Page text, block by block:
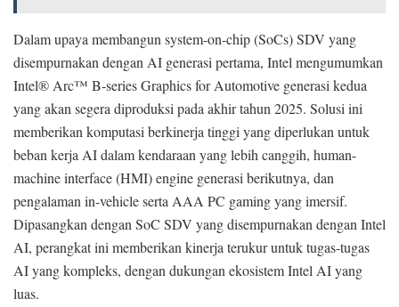
Dalam upaya membangun system-on-chip (SoCs) SDV yang
disempurnakan dengan AI generasi pertama, Intel mengumumkan
Intel® Arc™ B-series Graphics for Automotive generasi kedua
yang akan segera diproduksi pada akhir tahun 2025. Solusi ini
memberikan komputasi berkinerja tinggi yang diperlukan untuk
beban kerja AI dalam kendaraan yang lebih canggih, human-
machine interface (HMI) engine generasi berikutnya, dan
pengalaman in-vehicle serta AAA PC gaming yang imersif.
Dipasangkan dengan SoC SDV yang disempurnakan dengan Intel
AI, perangkat ini memberikan kinerja terukur untuk tugas-tugas
AI yang kompleks, dengan dukungan ekosistem Intel AI yang
luas.